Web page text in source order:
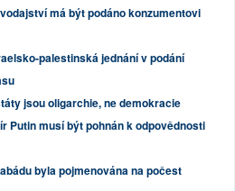
má být podáno konzumentovi
palestinská jednání v podání
jsou oligarchie, ne demokracie
Putin musí být pohnán k odpovědnosti
byla pojmenována na počest